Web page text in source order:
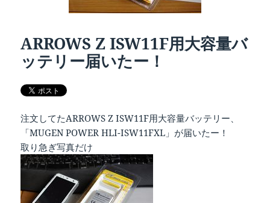
ARROWS Z ISW11F用大容量バ
ッテリー届いたー！
注文してたARROWS Z ISW11F用大容量バッテリー、
「MUGEN POWER HLI-ISW11FXL」が届いたー！
取り急ぎ写真だけ